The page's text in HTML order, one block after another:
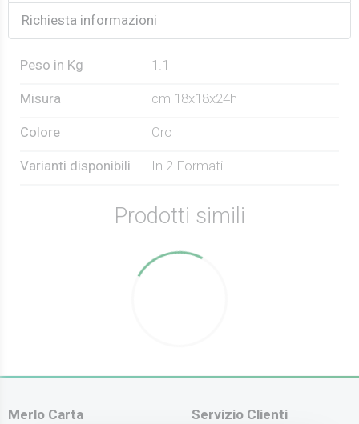
Richiesta informazioni
Peso in Kg 1.1
Misura cm 18x18x24h
Colore Oro
Varianti disponibili In 2 Formati
Prodotti simili
Merlo Carta Servizio Clienti